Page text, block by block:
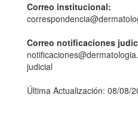
Correo institucional:
Correo notificaciones
judicial
Última Actualización: 08/08/